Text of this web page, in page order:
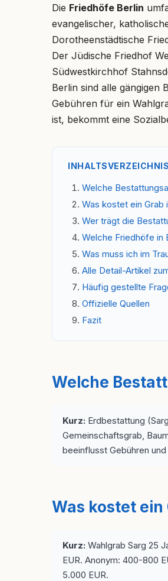
Die Friedhöfe Berlin
evangelischer,
Dorotheenstädtische
Der Jüdische Friedhof
Südwestkirchhof
Berlin sind alle gängigen
Gebühren für ein
ist, bekommt eine
INHALTSVERZEICHNIS
Welche
Was kostet ein Grab
Wer trägt die
Welche Friedhöfe in
Was muss ich im
Alle Detail-Artikel
Häufig gestellte
Offizielle Quellen
Fazit
Welche
Kurz: Erdbestattung
Gemeinschaftsgrab,
beeinflusst Gebühren
Was kostet ein
Kurz: Wahlgrab Sarg 25
EUR. Anonym: 400-800
5.000 EUR.